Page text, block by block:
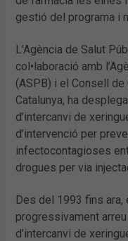
gestió del programa i
L’Agència de Salut
col•laboració amb
(ASPB) i el Consell
Catalunya, ha
d’intercanvi de
d’intervenció per
infectocontagioses
drogues per via
Des del 1993 fins ara,
progressivament
d’intercanvi de